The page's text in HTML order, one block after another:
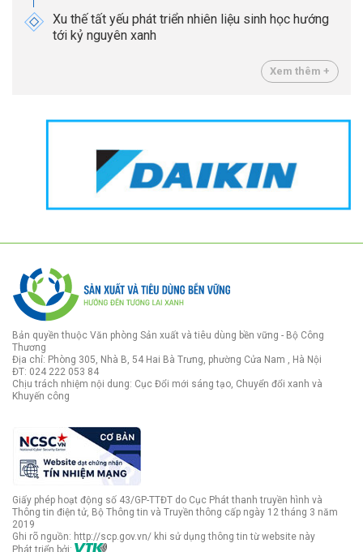
Xu thế tất yếu phát triển nhiên liệu sinh học hướng
tới kỷ nguyên xanh
Xem thêm +
Bản quyền thuộc Văn phòng Sản xuất và tiêu dùng bền vững - Bộ Công
Thương
Địa chỉ: Phòng 305, Nhà B, 54 Hai Bà Trưng, phường Cửa Nam , Hà Nội
ĐT: 024 222 053 84
Chịu trách nhiệm nội dung: Cục Đổi mới sáng tạo, Chuyển đổi xanh và
Khuyến công
Giấy phép hoạt động số 43/GP-TTĐT do Cục Phát thanh truyền hình và
Thông tin điện tử, Bộ Thông tin và Truyền thông cấp ngày 12 tháng 3 năm
2019
Ghi rõ nguồn: http://scp.gov.vn/ khi sử dụng thông tin từ website này
Phát triển bởi: